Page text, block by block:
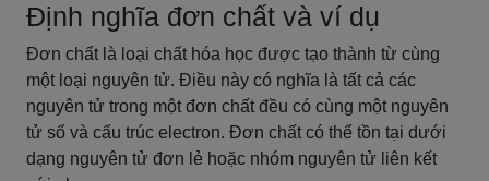
Định nghĩa đơn chất và ví dụ
Đơn chất là loại chất hóa học được tạo thành từ cùng
một loại nguyên tử. Điều này có nghĩa là tất cả các
nguyên tử trong một đơn chất đều có cùng một nguyên
tử số và cấu trúc electron. Đơn chất có thể tồn tại dưới
dạng nguyên tử đơn lẻ hoặc nhóm nguyên tử liên kết